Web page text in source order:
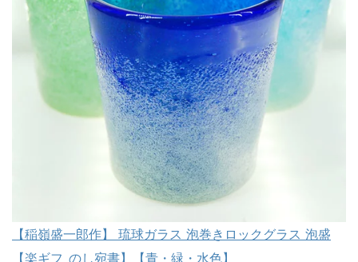
【稲嶺盛一郎作】 琉球ガラス 泡巻きロックグラス 泡盛
【楽ギフ_のし宛書】【青・緑・水色】